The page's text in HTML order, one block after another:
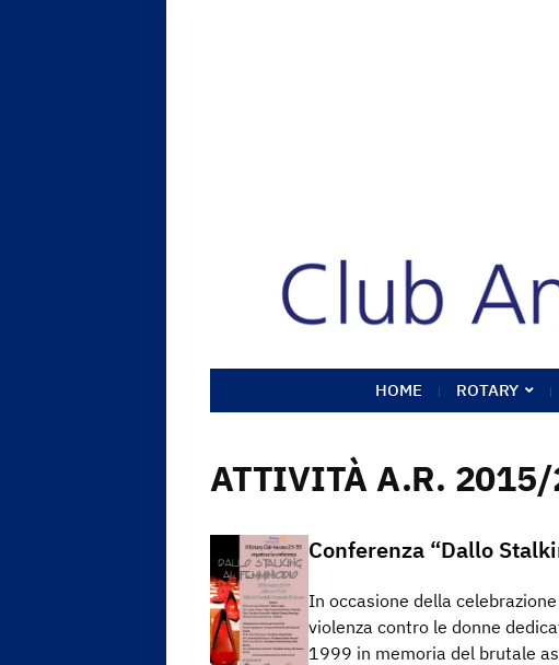
HOME ROTARY
ATTIVITÀ A.R.
Conferenza “Dallo
In occasione della
violenza contro le donne
1999 in memoria del brutale